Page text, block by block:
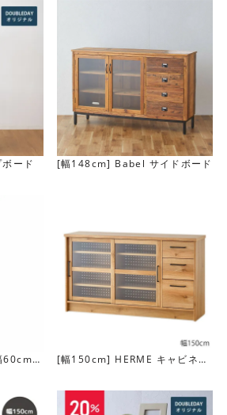
2杯設置しています。土鍋なども余裕
まごましたモノもここに隠せます。
ード [幅148cm] Babel サイドボード
60cm＞
[幅150cm] HERME キャビネッ